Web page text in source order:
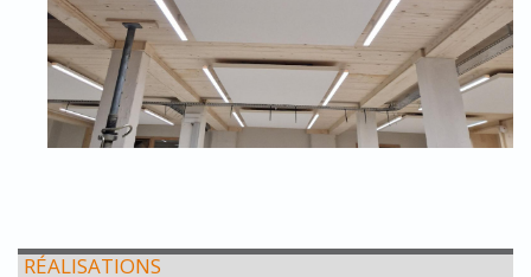
RÉALISATIONS